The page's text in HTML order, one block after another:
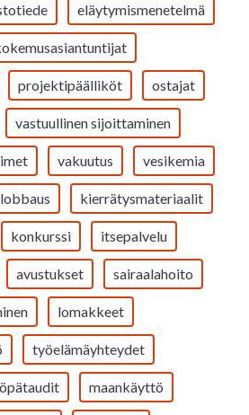
eläytymismenetelmä
projektipäälliköt ostajat
vastuullinen sijoittaminen
vakuutus vesikemia
lobbaus kierrätysmateriaalit
konkurssi itsepalvelu
avustukset sairaalahoito
lomakkeet
työelämäyhteydet
maankäyttö